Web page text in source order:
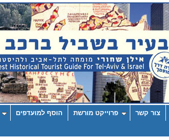
הוסף למועדפים פרוייקט מורשת צור קשר